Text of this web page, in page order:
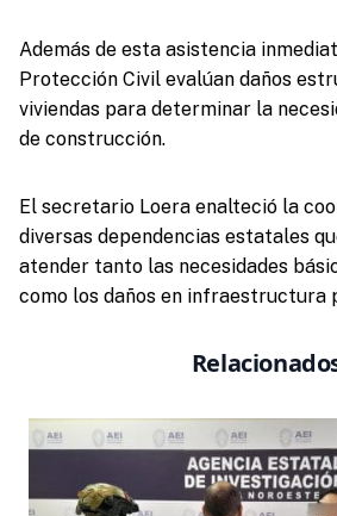
Además de esta asistencia
Protección Civil evalúan daños
viviendas para determinar la
de construcción.
El secretario Loera enalteció la
diversas dependencias estatales
atender tanto las necesidades
como los daños en infraestructura